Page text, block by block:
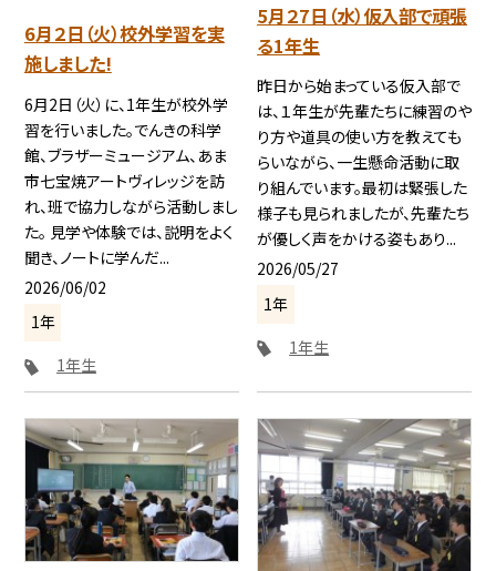
6月２日（火）校外学習を実
施しました!
6月2日（火）に、1年生が校外学
習を行いました。でんきの科学
館、ブラザーミュージアム、あま
市七宝焼アートヴィレッジを訪
れ、班で協力しながら活動しまし
た。 見学や体験では、説明をよく
聞き、ノートに学んだ...
2026/06/02
1年
1年生
5月２7日（水）仮入部で頑張
る1年生
昨日から始まっている仮入部で
は、１年生が先輩たちに練習のや
り方や道具の使い方を教えても
らいながら、一生懸命活動に取
り組んでいます。最初は緊張した
様子も見られましたが、先輩たち
が優しく声をかける姿もあり...
2026/05/27
1年
1年生